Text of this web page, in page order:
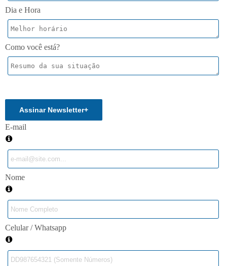
Dia e Hora
Como você está?
Assinar Newsletter+
E-mail
Nome
Celular / Whatsapp